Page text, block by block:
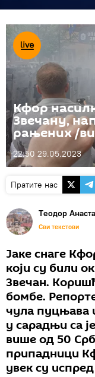
Кфор
Звечану,
рањених /
22:50 29.05.2023
Пратите нас
Тeодор
Сви текстови
Јаке снаге
који су били
Звечан.
бомбе.
чула пуцњава
у сарадњи са
више од 50
припадници
увек су